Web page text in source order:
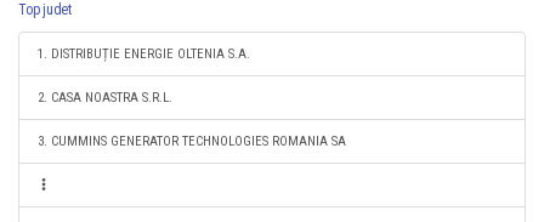
Top judet
1. DISTRIBUȚIE ENERGIE OLTENIA S.A.
2. CASA NOASTRA S.R.L.
3. CUMMINS GENERATOR TECHNOLOGIES ROMANIA SA